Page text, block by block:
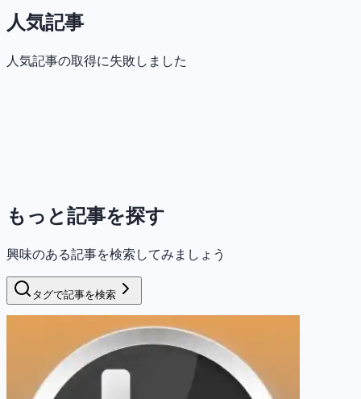
人気記事
人気記事の取得に失敗しました
もっと記事を探す
興味のある記事を検索してみましょう
タグで記事を検索